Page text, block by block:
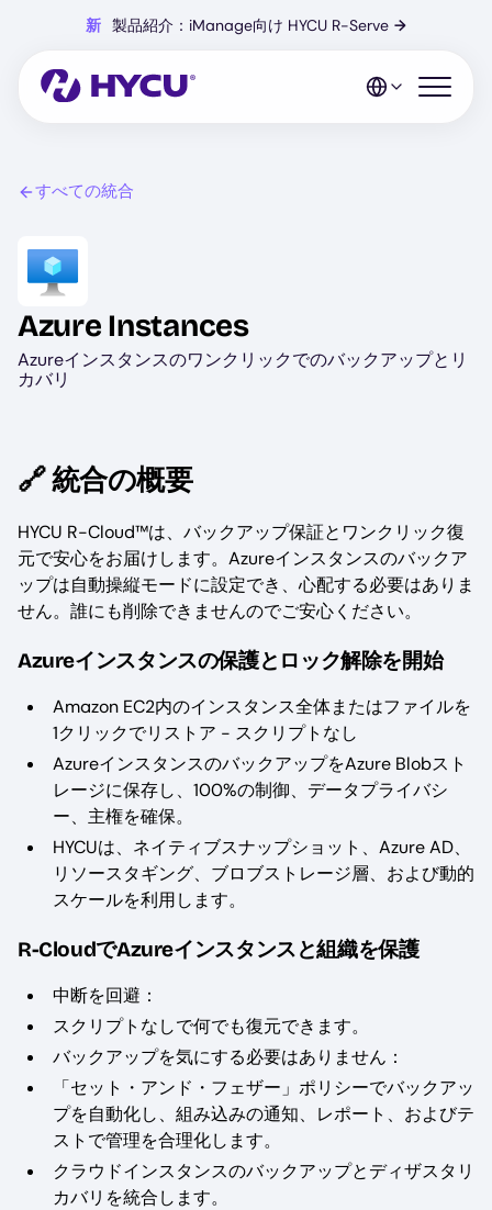
content
新 製品紹介：iManage向け HYCU R-Serve →
Open
すべての統合
Image
Azure Instances
Azureインスタンスのワンクリックでのバックアップとリ
カバリ
🔗 統合の概要
HYCU R-Cloud™は、バックアップ保証とワンクリック復
元で安心をお届けします。Azureインスタンスのバックア
ップは自動操縦モードに設定でき、心配する必要はありま
せん。誰にも削除できませんのでご安心ください。
Azureインスタンスの保護とロック解除を開始
Amazon EC2内のインスタンス全体またはファイルを
1クリックでリストア - スクリプトなし
AzureインスタンスのバックアップをAzure Blobスト
レージに保存し、100%の制御、データプライバシ
ー、主権を確保。
HYCUは、ネイティブスナップショット、Azure AD、
リソースタギング、ブロブストレージ層、および動的
スケールを利用します。
R-CloudでAzureインスタンスと組織を保護
中断を回避：
スクリプトなしで何でも復元できます。
バックアップを気にする必要はありません：
「セット・アンド・フェザー」ポリシーでバックアッ
プを自動化し、組み込みの通知、レポート、およびテ
ストで管理を合理化します。
クラウドインスタンスのバックアップとディザスタリ
カバリを統合します。